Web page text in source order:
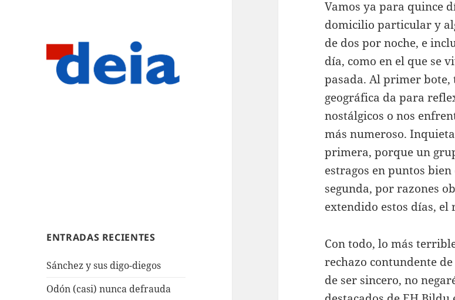
ENTRADAS RECIENTES
Sánchez y sus digo-diegos
Odón (casi) nunca defrauda
Vamos ya para quince
domicilio particular y
de dos por noche, e
día, como en el que se
pasada. Al primer
geográfica da para
nostálgicos o nos
más numeroso.
primera, porque un
estragos en puntos
segunda, por razones
extendido estos días, el
Con todo, lo más
rechazo contundente
de ser sincero, no